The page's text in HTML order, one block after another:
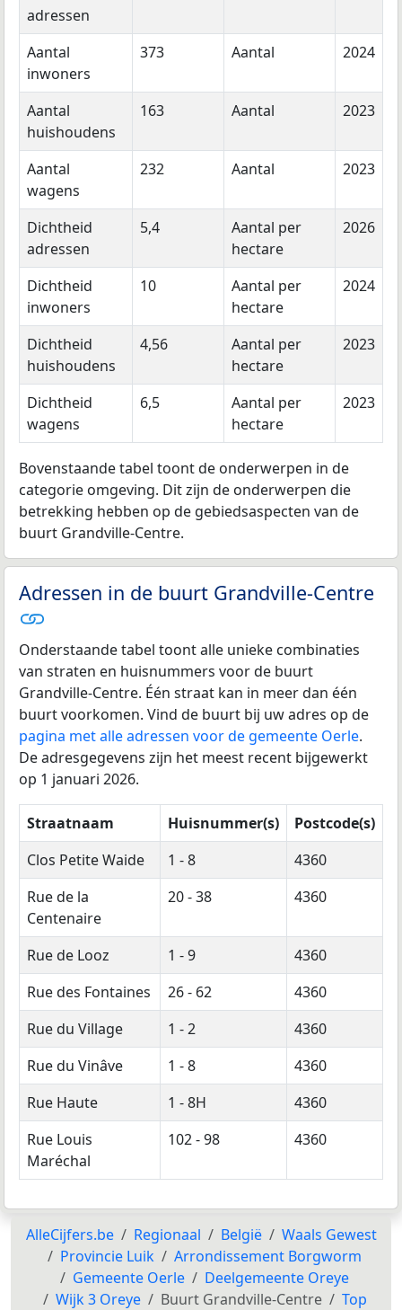
adressen
Aantal
inwoners
373 Aantal 2024
Aantal
huishoudens
163 Aantal 2023
Aantal
wagens
232 Aantal 2023
Dichtheid
adressen
5,4
Aantal per
hectare
2026
Dichtheid
inwoners
10
Aantal per
hectare
2024
Dichtheid
huishoudens
4,56
Aantal per
hectare
2023
Dichtheid
wagens
6,5
Aantal per
hectare
2023
Bovenstaande tabel toont de onderwerpen in de
categorie omgeving. Dit zijn de onderwerpen die
betrekking hebben op de gebiedsaspecten van de
buurt Grandville-Centre.
Adressen in de buurt Grandville-Centre
Onderstaande tabel toont alle unieke combinaties
van straten en huisnummers voor de buurt
Grandville-Centre. Één straat kan in meer dan één
buurt voorkomen. Vind de buurt bij uw adres op de
pagina met alle adressen voor de gemeente Oerle.
De adresgegevens zijn het meest recent bijgewerkt
op 1 januari 2026.
Straatnaam Huisnummer(s)
Postcode(s)
Clos Petite Waide
1 - 8
4360
Rue de la
Centenaire
20 - 38 4360
Rue de Looz 1 - 9
4360
Rue des Fontaines
26 - 62
4360
Rue du Village
1 - 2
4360
Rue du Vinâve
1 - 8
4360
Rue Haute
1 - 8H
4360
Rue Louis
Maréchal
102 - 98 4360
AlleCijfers.be Regionaal België
Waals Gewest
Provincie Luik
Arrondissement Borgworm
Gemeente Oerle
Deelgemeente Oreye
Wijk 3 Oreye
Buurt Grandville-Centre Top